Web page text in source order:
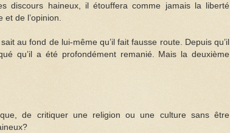
discours haineux, il étouffera comme jamais la liberté
de l’opinion.
au fond de lui-même qu’il fait fausse route. Depuis qu’il
qu’il a été profondément remanié. Mais la deuxième
de critiquer une religion ou une culture sans être